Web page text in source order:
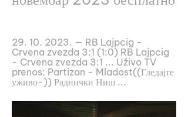
29. 10. 2023. — RB Lajpcig -
Crvena zvezda 3:1 (1:0) RB Lajpcig
- Crvena zvezda 3:1 ... Uživo TV
prenos: Partizan - Mladost((Гледајте
уживо-)) Раднички Ниш ...